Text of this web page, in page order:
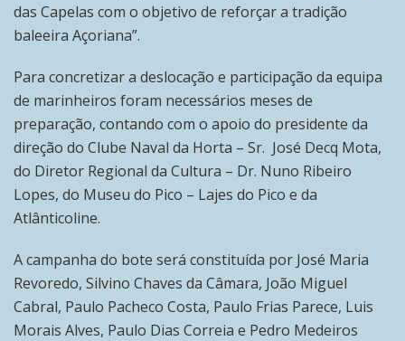
das Capelas com o objetivo de reforçar a tradição
baleeira Açoriana”.
Para concretizar a deslocação e participação da equipa
de marinheiros foram necessários meses de
preparação, contando com o apoio do presidente da
direção do Clube Naval da Horta – Sr. José Decq Mota,
do Diretor Regional da Cultura – Dr. Nuno Ribeiro
Lopes, do Museu do Pico – Lajes do Pico e da
Atlânticoline.
A campanha do bote será constituída por José Maria
Revoredo, Silvino Chaves da Câmara, João Miguel
Cabral, Paulo Pacheco Costa, Paulo Frias Parece, Luis
Morais Alves, Paulo Dias Correia e Pedro Medeiros